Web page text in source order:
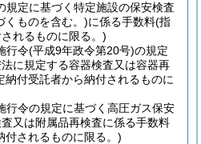
規定に基づく特定施設の保安検査
くものを含む。)に係る手数料(指
れるものに限る。)
行令(平成9年政令第20号)の規定
に規定する容器検査又は容器再
納付受託者から納付されるものに
行令の規定に基づく高圧ガス保安
又は附属品再検査に係る手数料
付されるものに限る。)